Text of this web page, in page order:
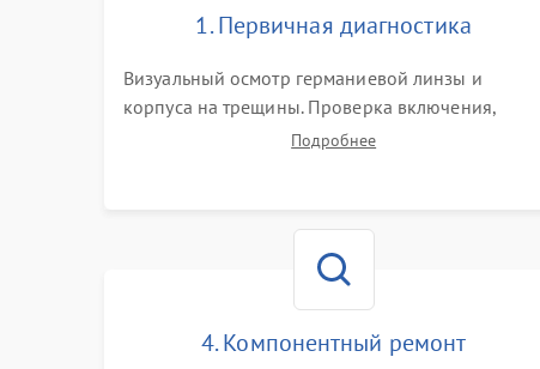
1. Первичная диагностика
Визуальный осмотр германиевой линзы и
корпуса на трещины. Проверка включения,
реакции кнопок и разъемов зарядки. Оценка
Подробнее
4. Компонентный ремонт